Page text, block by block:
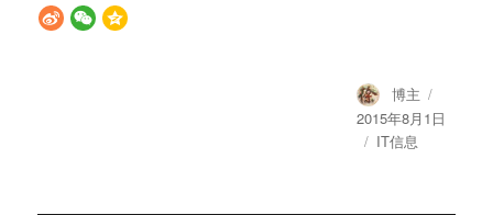
Author
博主
on
2015年8月1日
Categories
IT信息